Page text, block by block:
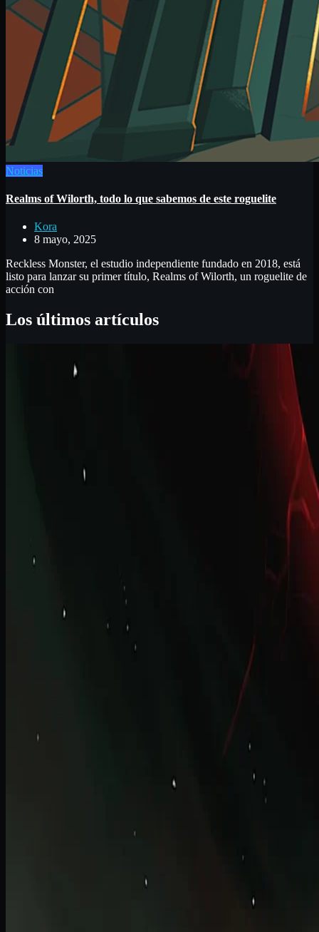
Noticias
Realms of Wilorth, todo lo que sabemos de este roguelite
Kora
8 mayo, 2025
Reckless Monster, el estudio independiente fundado en 2018, está
listo para lanzar su primer título, Realms of Wilorth, un roguelite de
acción con
Los últimos artículos